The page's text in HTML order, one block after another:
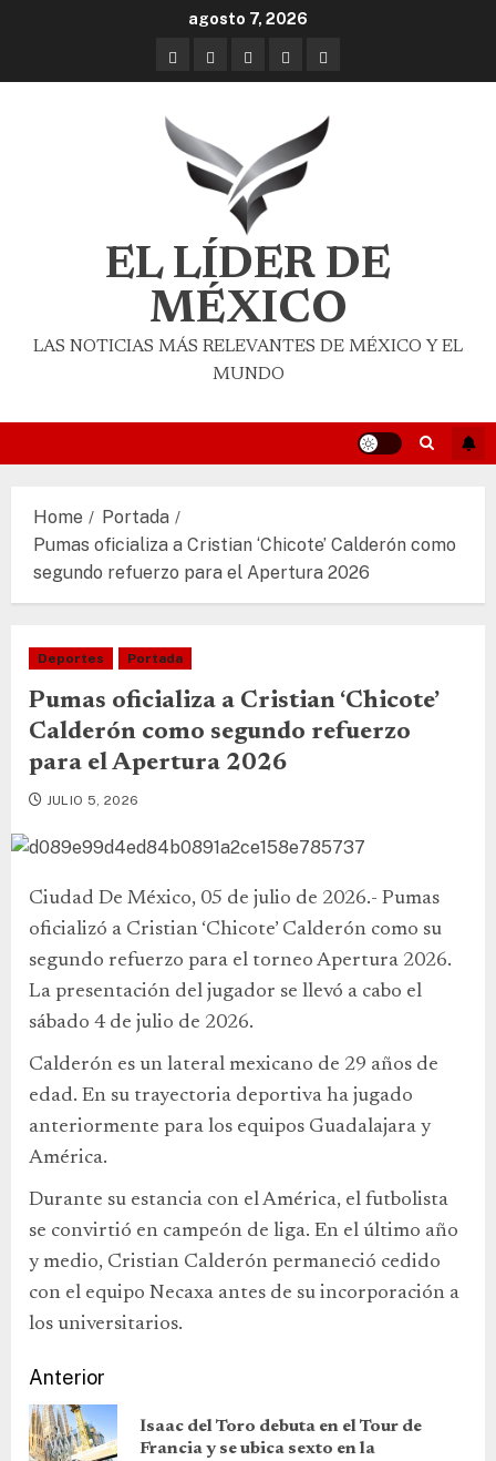
agosto 7, 2026
EL LÍDER DE
MÉXICO
LAS NOTICIAS MÁS RELEVANTES DE MÉXICO Y EL
MUNDO
Home
Portada
Pumas oficializa a Cristian ‘Chicote’ Calderón como
segundo refuerzo para el Apertura 2026
Deportes Portada
Pumas oficializa a Cristian ‘Chicote’
Calderón como segundo refuerzo
para el Apertura 2026
JULIO 5, 2026
Ciudad De México, 05 de julio de 2026.- Pumas
oficializó a Cristian ‘Chicote’ Calderón como su
segundo refuerzo para el torneo Apertura 2026.
La presentación del jugador se llevó a cabo el
sábado 4 de julio de 2026.
Calderón es un lateral mexicano de 29 años de
edad. En su trayectoria deportiva ha jugado
anteriormente para los equipos Guadalajara y
América.
Durante su estancia con el América, el futbolista
se convirtió en campeón de liga. En el último año
y medio, Cristian Calderón permaneció cedido
con el equipo Necaxa antes de su incorporación a
los universitarios.
Anterior
Isaac del Toro debuta en el Tour de
Francia y se ubica sexto en la